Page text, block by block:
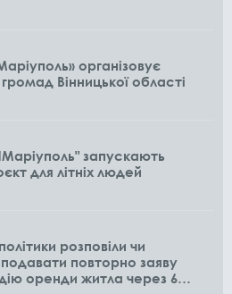
організовує
Вінницької області
запускають
для літніх людей
розповіли чи
повторно заяву
оренди житла через 6